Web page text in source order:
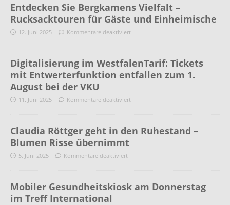
Entdecken Sie Bergkamens Vielfalt –
Rucksacktouren für Gäste und Einheimische
12. Juni 2025 Kommentare deaktiviert
Digitalisierung im WestfalenTarif: Tickets
mit Entwerterfunktion entfallen zum 1.
August bei der VKU
11. Juni 2025 Kommentare deaktiviert
Claudia Röttger geht in den Ruhestand –
Blumen Risse übernimmt
5. Juni 2025 Kommentare deaktiviert
Mobiler Gesundheitskiosk am Donnerstag
im Treff International